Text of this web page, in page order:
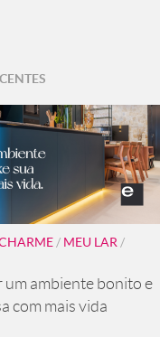
/ MEU LAR /
ambiente bonito e
com mais vida